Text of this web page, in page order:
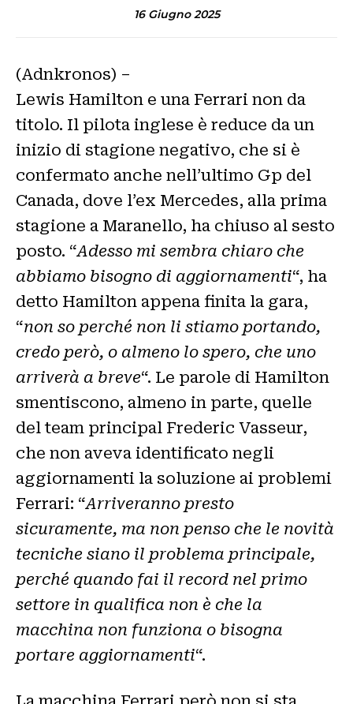
16 Giugno 2025
(Adnkronos) –
Lewis Hamilton e una Ferrari non da
titolo. Il pilota inglese è reduce da un
inizio di stagione negativo, che si è
confermato anche nell’ultimo Gp del
Canada, dove l’ex Mercedes, alla prima
stagione a Maranello, ha chiuso al sesto
posto. “Adesso mi sembra chiaro che
abbiamo bisogno di aggiornamenti“, ha
detto Hamilton appena finita la gara,
“non so perché non li stiamo portando,
credo però, o almeno lo spero, che uno
arriverà a breve“. Le parole di Hamilton
smentiscono, almeno in parte, quelle
del team principal Frederic Vasseur,
che non aveva identificato negli
aggiornamenti la soluzione ai problemi
Ferrari: “Arriveranno presto
sicuramente, ma non penso che le novità
tecniche siano il problema principale,
perché quando fai il record nel primo
settore in qualifica non è che la
macchina non funziona o bisogna
portare aggiornamenti“.